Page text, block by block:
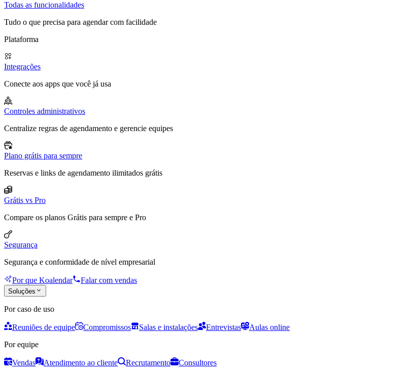
Todas as funcionalidades
Tudo o que precisa para agendar com facilidade
Plataforma
Integrações
Conecte aos apps que você já usa
Controles administrativos
Centralize regras de agendamento e gerencie equipes
Plano grátis para sempre
Reservas e links de agendamento ilimitados grátis
Grátis vs Pro
Compare os planos Grátis para sempre e Pro
Segurança
Segurança e conformidade de nível empresarial
Por que Koalendar Falar com vendas
Soluções
Por caso de uso
Reuniões de equipe Compromissos Salas e instalações Entrevistas
Aulas online
Por equipe
Vendas Atendimento ao cliente Recrutamento
Consultores